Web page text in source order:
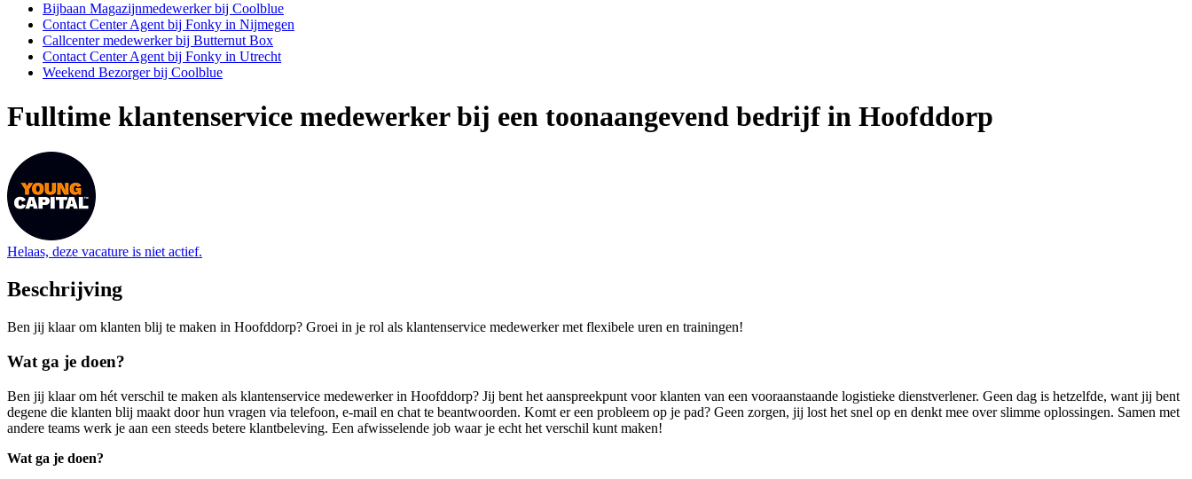
Bijbaan Magazijnmedewerker bij Coolblue
Contact Center Agent bij Fonky in Nijmegen
Callcenter medewerker bij Butternut Box
Contact Center Agent bij Fonky in Utrecht
Weekend Bezorger bij Coolblue
Fulltime klantenservice medewerker bij een toonaangevend bedrijf in Hoofddorp
Helaas, deze vacature is niet actief.
Beschrijving
Ben jij klaar om klanten blij te maken in Hoofddorp? Groei in je rol als klantenservice medewerker met flexibele uren en trainingen!
Wat ga je doen?
Ben jij klaar om hét verschil te maken als klantenservice medewerker in Hoofddorp? Jij bent het aanspreekpunt voor klanten van een vooraanstaande logistieke dienstverlener. Geen dag is hetzelfde, want jij bent
degene die klanten blij maakt door hun vragen via telefoon, e-mail en chat te beantwoorden. Komt er een probleem op je pad? Geen zorgen, jij lost het snel op en denkt mee over slimme oplossingen. Samen met
andere teams werk je aan een steeds betere klantbeleving. Een afwisselende job waar je echt het verschil kunt maken!
Wat ga je doen?